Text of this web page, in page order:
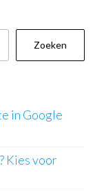
Zoeken
in Google
Kies voor